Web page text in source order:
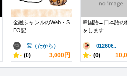
金融ジャンルのWeb・S
EO記...
宝（たから）
- (0) 3,000円
韓国語→日本語の
をします
012606..
- (0)